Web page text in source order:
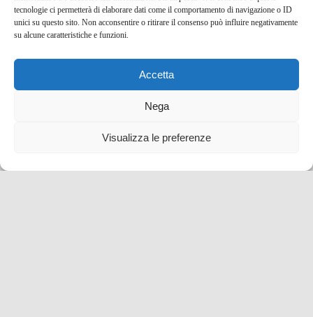
tecnologie ci permetterà di elaborare dati come il comportamento di navigazione o ID
unici su questo sito. Non acconsentire o ritirare il consenso può influire negativamente
su alcune caratteristiche e funzioni.
Accetta
Nega
Visualizza le preferenze
Una serata incantata: spettacolo di luci e musica
natalizia gratuito a Casa Batlló!
22 Dic , 2023 -Eventi e Manifestazioni Spagna-
, Spagna